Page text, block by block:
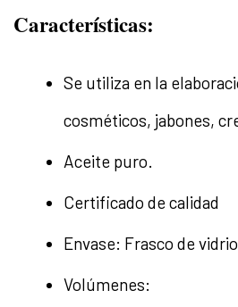
Características:
Se utiliza en la
cosméticos, jabones,
Aceite puro.
Certificado de calidad
Envase: Frasco de
Volúmenes: